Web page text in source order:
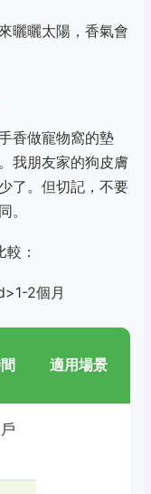
曬曬太陽，香氣會
香做寵物窩的墊
我朋友家的狗皮膚
了。但切記，不要
。
：
2個月
適用場景